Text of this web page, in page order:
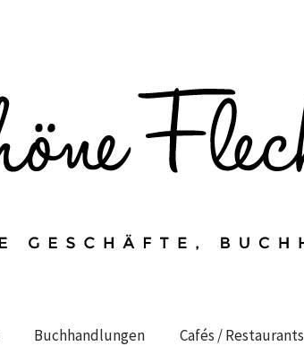
Buchhandlungen Cafés / Restaurants